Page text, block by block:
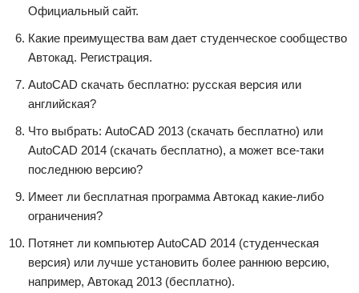
Официальный сайт.
Какие преимущества вам дает студенческое сообщество
Автокад. Регистрация.
AutoCAD скачать бесплатно: русская версия или
английская?
Что выбрать: AutoCAD 2013 (скачать бесплатно) или
AutoCAD 2014 (скачать бесплатно), а может все-таки
последнюю версию?
Имеет ли бесплатная программа Автокад какие-либо
ограничения?
Потянет ли компьютер AutoCAD 2014 (студенческая
версия) или лучше установить более раннюю версию,
например, Автокад 2013 (бесплатно).